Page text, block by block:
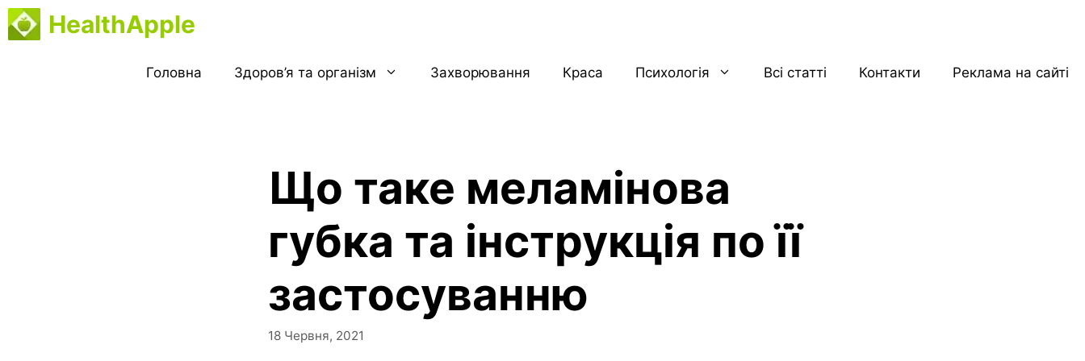
Перейти
до
HealthApple
Головна Здоров’я та організм Захворювання Краса Психологія Всі статті Контакти Реклама на сайті
Що таке меламінова
губка та інструкція по її
застосуванню
18 Червня, 2021